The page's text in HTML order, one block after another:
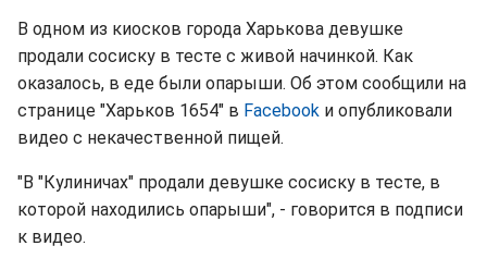
В одном из киосков города Харькова девушке
продали сосиску в тесте с живой начинкой. Как
оказалось, в еде были опарыши. Об этом сообщили на
странице "Харьков 1654" в Facebook и опубликовали
видео с некачественной пищей.
"В "Кулиничах" продали девушке сосиску в тесте, в
которой находились опарыши", - говорится в подписи
к видео.